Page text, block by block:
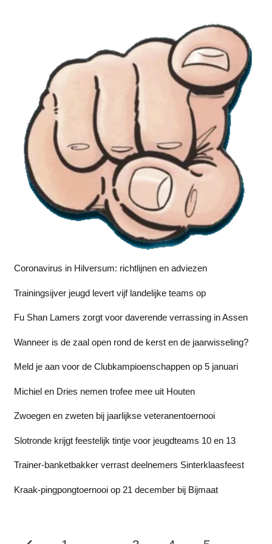
Coronavirus in Hilversum: richtlijnen en adviezen
Trainingsijver jeugd levert vijf landelijke teams op
Fu Shan Lamers zorgt voor daverende verrassing in Assen
Wanneer is de zaal open rond de kerst en de jaarwisseling?
Meld je aan voor de Clubkampioenschappen op 5 januari
Michiel en Dries nemen trofee mee uit Houten
Zwoegen en zweten bij jaarlijkse veteranentoernooi
Slotronde krijgt feestelijk tintje voor jeugdteams 10 en 13
Trainer-banketbakker verrast deelnemers Sinterklaasfeest
Kraak-pingpongtoernooi op 21 december bij Bijmaat